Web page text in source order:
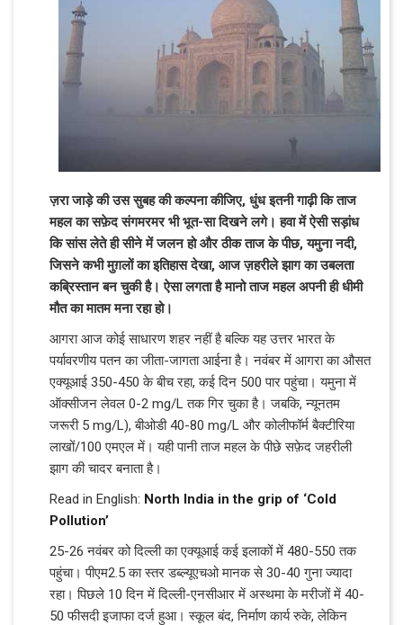
ज़रा जाड़े की उस सुबह की कल्पना कीजिए, धुंध इतनी गाढ़ी कि ताज
महल का सफ़ेद संगमरमर भी भूत-सा दिखने लगे। हवा में ऐसी सड़ांध
कि सांस लेते ही सीने में जलन हो और ठीक ताज के पीछ, यमुना नदी,
जिसने कभी मुग़लों का इतिहास देखा, आज ज़हरीले झाग का उबलता
कब्रिस्तान बन चुकी है। ऐसा लगता है मानो ताज महल अपनी ही धीमी
मौत का मातम मना रहा हो।
आगरा आज कोई साधारण शहर नहीं है बल्कि यह उत्तर भारत के
पर्यावरणीय पतन का जीता-जागता आईना है। नवंबर में आगरा का औसत
एक्यूआई 350-450 के बीच रहा, कई दिन 500 पार पहुंचा। यमुना में
ऑक्सीजन लेवल 0-2 mg/L तक गिर चुका है। जबकि, न्यूनतम
जरूरी 5 mg/L), बीओडी 40-80 mg/L और कोलीफॉर्म बैक्टीरिया
लाखों/100 एमएल में। यही पानी ताज महल के पीछे सफ़ेद जहरीली
झाग की चादर बनाता है।
Read in English: North India in the grip of ‘Cold
Pollution’
25-26 नवंबर को दिल्ली का एक्यूआई कई इलाकों में 480-550 तक
पहुंचा। पीएम2.5 का स्तर डब्ल्यूएचओ मानक से 30-40 गुना ज्यादा
रहा। पिछले 10 दिन में दिल्ली-एनसीआर में अस्थमा के मरीजों में 40-
50 फीसदी इजाफा दर्ज हुआ। स्कूल बंद, निर्माण कार्य रुके, लेकिन